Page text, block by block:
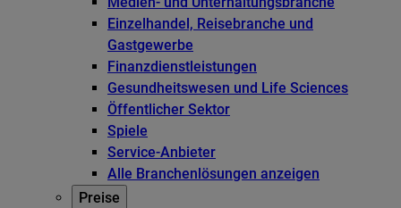
Einzelhandel, Reisebranche und
Gastgewerbe
Finanzdienstleistungen
Gesundheitswesen und Life Sciences
Öffentlicher Sektor
Spiele
Service-Anbieter
Alle Branchenlösungen anzeigen
Preise